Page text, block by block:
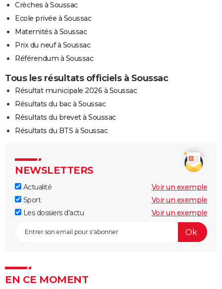
Crèches à Soussac
Ecole privée à Soussac
Maternités à Soussac
Prix du neuf à Soussac
Référendum à Soussac
Tous les résultats officiels à Soussac
Résultat municipale 2026 à Soussac
Résultats du bac à Soussac
Résultats du brevet à Soussac
Résultats du BTS à Soussac
NEWSLETTERS
Actualité
Voir un exemple
Sport
Voir un exemple
Les dossiers d'actu
Voir un exemple
EN CE MOMENT